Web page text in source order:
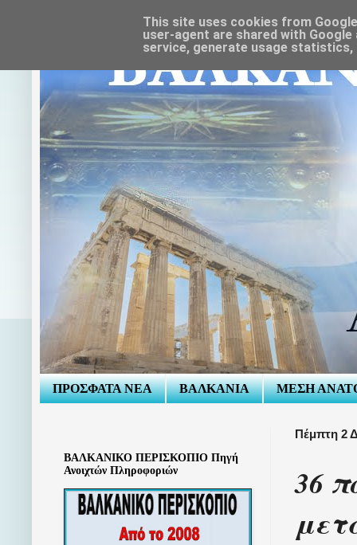
ΠΡΟΣΦΑΤΑ ΝΕΑ ΒΑΛΚΑΝΙΑ ΜΕΣΗ
Πέμπτη 2
36
ΒΑΛΚΑΝΙΚΟ ΠΕΡΙΣΚΟΠΙΟ Πηγή
Ανοιχτών Πληροφοριών
This site uses cookies from
user-agent are shared with
service, generate usage statistics,